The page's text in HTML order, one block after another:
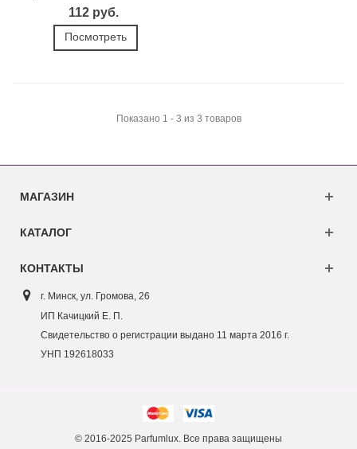
112 руб.
Посмотреть
Показано 1 - 3 из 3 товаров
МАГАЗИН
КАТАЛОГ
КОНТАКТЫ
г. Минск, ул. Громова, 26
ИП Качицкий Е. П.
Свидетельство о регистрации выдано 11 марта 2016 г.
УНП 192618033
© 2016-2025 Parfumlux. Все права защищены